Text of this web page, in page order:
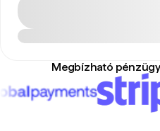
Megbízható